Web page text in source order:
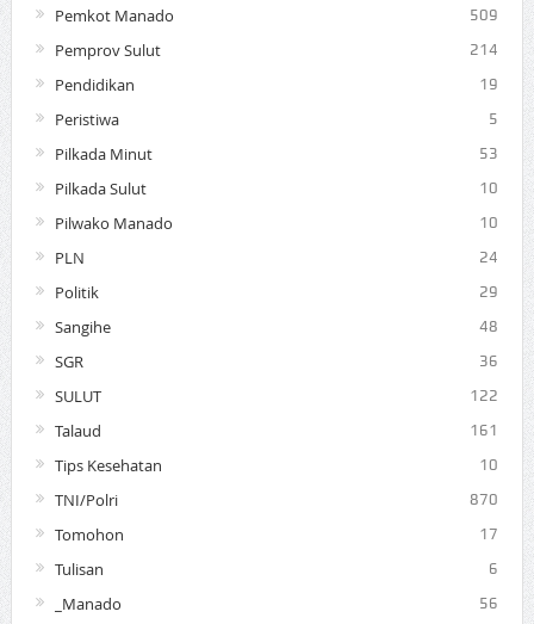
Pemkot Manado 509
Pemprov Sulut 214
Pendidikan 19
Peristiwa 5
Pilkada Minut 53
Pilkada Sulut 10
Pilwako Manado 10
PLN 24
Politik 29
Sangihe 48
SGR 36
SULUT 122
Talaud 161
Tips Kesehatan 10
TNI/Polri 870
Tomohon 17
Tulisan 6
_Manado 56